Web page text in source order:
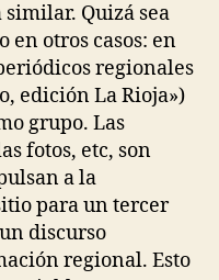
Quizá sea
en otros casos: en
regionales
edición La Rioja»)
grupo. Las
fotos, etc, son
a la
para un tercer
discurso
regional. Esto